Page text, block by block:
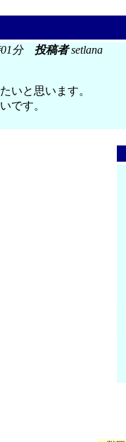
01分 投稿者setlana
いと思います。
です。